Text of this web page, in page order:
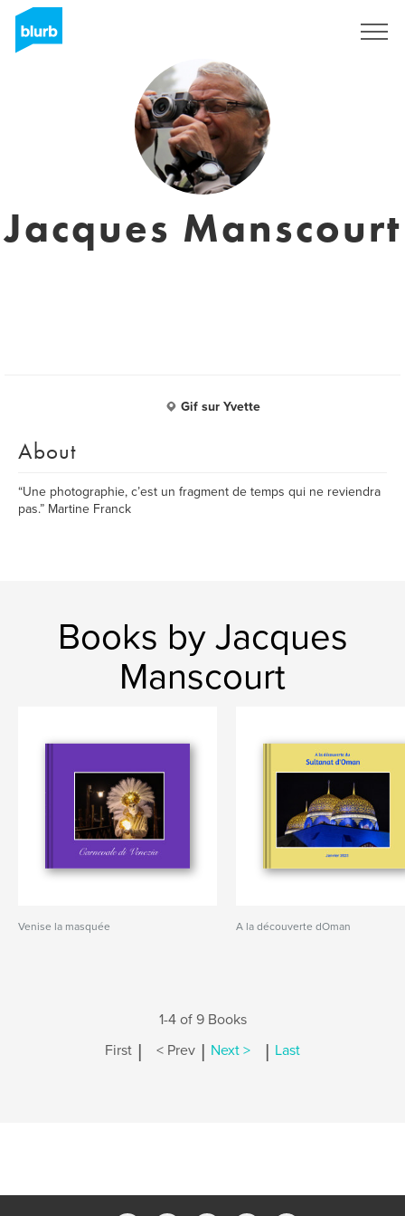
Jacques Manscourt
Gif sur Yvette
About
“Une photographie, c’est un fragment de temps qui ne reviendra
pas.” Martine Franck
Books by Jacques
Manscourt
Venise la masquée A la découverte dOman
1-4 of 9 Books
First | < Prev | Next > | Last